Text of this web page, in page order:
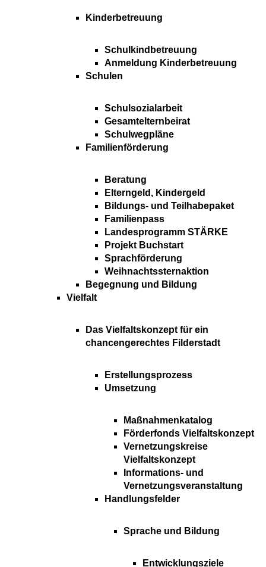
Kinderbetreuung
Schulkindbetreuung
Anmeldung Kinderbetreuung
Schulen
Schulsozialarbeit
Gesamtelternbeirat
Schulwegpläne
Familienförderung
Beratung
Elterngeld, Kindergeld
Bildungs- und Teilhabepaket
Familienpass
Landesprogramm STÄRKE
Projekt Buchstart
Sprachförderung
Weihnachtssternaktion
Begegnung und Bildung
Vielfalt
Das Vielfaltskonzept für ein
chancengerechtes Filderstadt
Erstellungsprozess
Umsetzung
Maßnahmenkatalog
Förderfonds Vielfaltskonzept
Vernetzungskreise
Vielfaltskonzept
Informations- und
Vernetzungsveranstaltung
Handlungsfelder
Sprache und Bildung
Entwicklungsziele